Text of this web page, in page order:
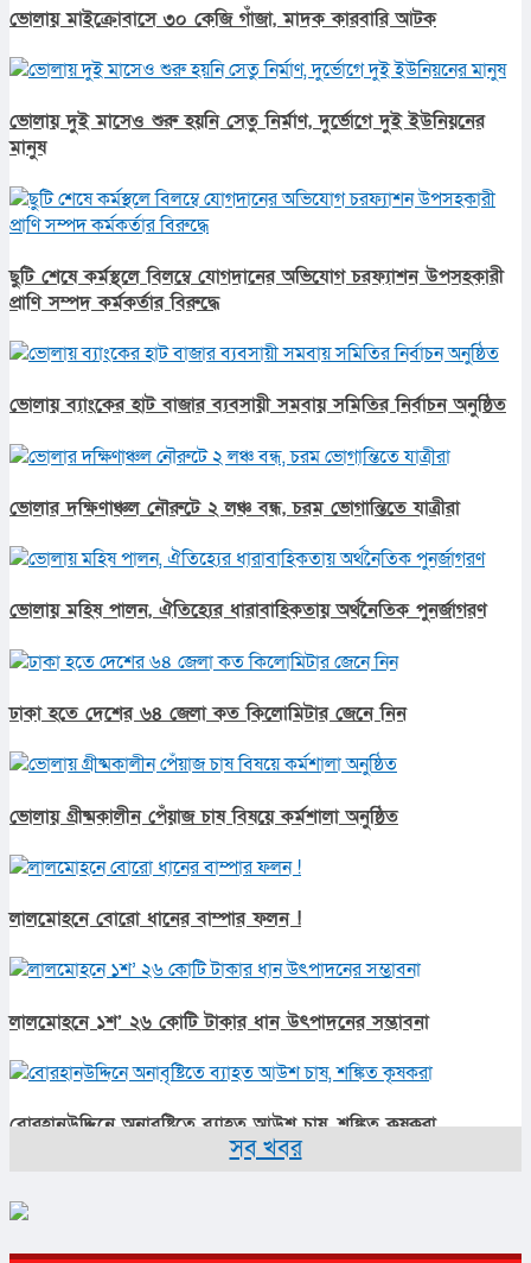
ভোলায় মাইক্রোবাসে ৩০ কেজি গাঁজা, মাদক কারবারি আটক
ভোলায় দুই মাসেও শুরু হয়নি সেতু নির্মাণ, দুর্ভোগে দুই ইউনিয়নের
মানুষ
ছুটি শেষে কর্মস্থলে বিলম্বে যোগদানের অভিযোগ চরফ্যাশন উপসহকারী
প্রাণি সম্পদ কর্মকর্তার বিরুদ্ধে
ভোলায় ব্যাংকের হাট বাজার ব্যবসায়ী সমবায় সমিতির নির্বাচন অনুষ্ঠিত
ভোলার দক্ষিণাঞ্চল নৌরুটে ২ লঞ্চ বন্ধ, চরম ভোগান্তিতে যাত্রীরা
ভোলায় মহিষ পালন, ঐতিহ্যের ধারাবাহিকতায় অর্থনৈতিক পুনর্জাগরণ
ঢাকা হতে দেশের ৬৪ জেলা কত কিলোমিটার জেনে নিন
ভোলায় গ্রীষ্মকালীন পেঁয়াজ চাষ বিষয়ে কর্মশালা অনুষ্ঠিত
লালমোহনে বোরো ধানের বাম্পার ফলন !
লালমোহনে ১শ’ ২৬ কোটি টাকার ধান উৎপাদনের সম্ভাবনা
বোরহানউদ্দিনে অনাবৃষ্টিতে ব্যাহত আউশ চাষ, শঙ্কিত কৃষকরা
সব খবর